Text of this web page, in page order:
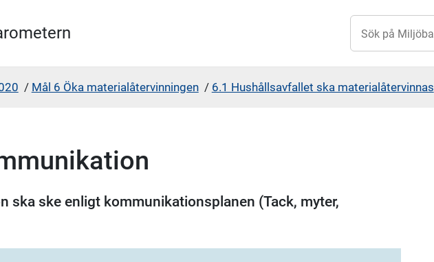
/ Mål 6 Öka materialåtervinningen / 6.1 Hushållsavfallet ska materialåtervinnas
ska ske enligt kommunikationsplanen (Tack, myter,